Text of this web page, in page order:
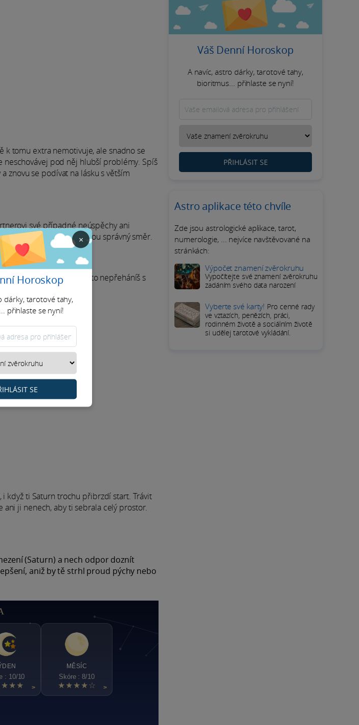
k tomu extra nemotivuje, ale snadno se
neschovávej pod něj hlubší problémy. Spíš
znovu se podívat na lásku s větším
své případné neúspěchy ani
se rychle uklidní a najdou správný směr.
směrem. Když to nepřeháníš s
když ti Saturn trochu přibrzdí start. Trávit
ji nenech, aby ti sebrala celý prostor.
(Saturn) a nech odpor doznít
aniž by tě strhl proud pýchy nebo
: 10/10
>
MĚSÍC
Skóre : 8/10
★★★★☆ >
Váš Denní Horoskop
A navíc, astro dárky, tarotové tahy,
bioritmus... přihlaste se nyní!
PŘIHLÁSIT SE
Astro aplikace této chvíle
Zde jsou astrologické aplikace, tarot,
numerologie, ... nejvíce navštěvované na
stránkách:
Výpočet znamení zvěrokruhu
Vypočítejte své znamení zvěrokruhu
zadáním svého data narození
Vyberte své karty! Pro cenné rady
ve vztazích, penězích, práci,
rodinném životě a sociálním životě
si udělej tarotové vykládání.
×
Horoskop
dárky, tarotové tahy,
přihlaste se nyní!
SE